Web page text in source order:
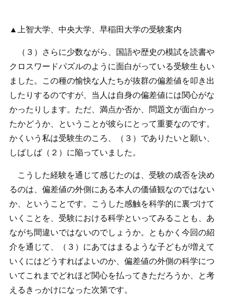
▲上智大学、中央大学、早稲田大学の受験案内
（３）さらに少数ながら、国語や歴史の模試を読書や
クロスワードパズルのように面白がっている受験生もい
ました。この種の愉快な人たちが抜群の偏差値を叩き出
したりするのですが、当人は自身の偏差値には関心がな
かったりします。ただ、満点か否か、問題文が面白かっ
たかどうか、ということが彼らにとって重要なのです。
かくいう私は受験生のころ、（３）でありたいと願い、
しばしば（２）に陥っていました。
こうした経験を通じて感じたのは、受験の成否を決め
るのは、偏差値の外側にある本人の価値観なのではない
か、ということです。こうした感触を科学的に裏づけて
いくことを、受験における科学といってみることも、あ
ながち間違いではないのでしょうか。ともかく今回の紹
介を通じて、（３）にあてはまるような子どもが増えて
いくにはどうすればよいのか、偏差値の外側の科学につ
いてこれまでどれほど関心を払ってきただろうか、と考
えるきっかけになった次第です。